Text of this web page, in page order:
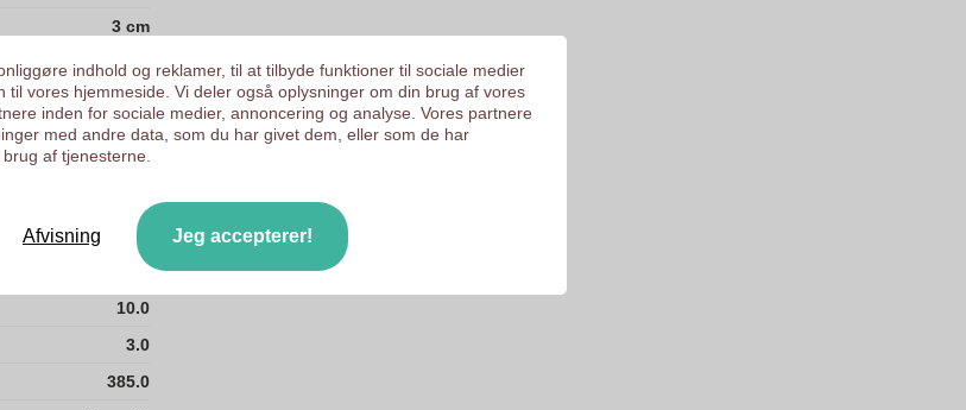
3 cm
1.0
18.0
39.00 gram
Kina
10.0
3.0
385.0
indhold og reklamer, til at tilbyde funktioner til sociale medier
til vores hjemmeside. Vi deler også oplysninger om din brug af vores
inden for sociale medier, annoncering og analyse. Vores partnere
med andre data, som du har givet dem, eller som de har
af tjenesterne.
Afvisning Jeg accepterer!